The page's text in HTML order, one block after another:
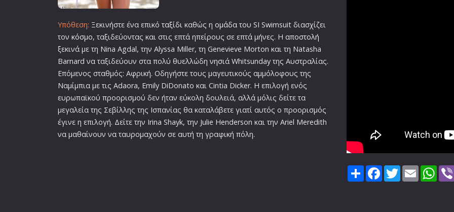
Υπόθεση: Ξεκινήστε ένα επικόταξίδι καθώς η ομάδατου SI Swimsuit διασχίζει
τον κόσμο, ταξιδεύοντας και στις επτά ηπείρους σε επτά μήνες. Η αποστολή
ξεκινά με τη Nina Agdal, την Alyssa Miller, τη Genevieve Morton και τη Natasha
Barnard να ταξιδεύουν στα πολύ θυελλώδη νησιά Whitsunday της Αυστραλίας.
Επόμενος σταθμός: Αφρική. Οδηγήστε τους μαγευτικούς αμμόλοφους της
Ναμίμπια με τις Adaora, Emily DiDonato και Cintia Dicker. Η επιλογή ενός
ευρωπαϊκού προορισμού δεν ήταν εύκολη δουλειά, αλλά μόλις δείτε τα
μεγαλεία της Σεβίλλης της Ισπανίας θα καταλάβετε γιατί αυτός ο προορισμός
έγινε η επιλογή. Δείτε την Irina Shayk, την Julie Henderson και την Ariel Meredith
να μαθαίνουν να ταυρομαχούν σε αυτή τη γραφική πόλη.
ShareFacebook
TwitterEmail